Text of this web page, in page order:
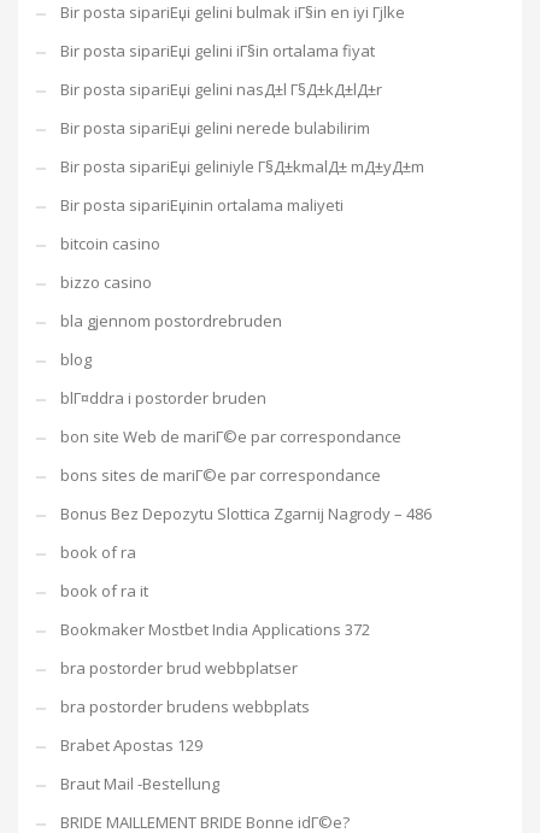
Bir posta sipariЕџi gelini bulmak iГ§in en iyi Гјlke
Bir posta sipariЕџi gelini iГ§in ortalama fiyat
Bir posta sipariЕџi gelini nasД±l Г§Д±kД±lД±r
Bir posta sipariЕџi gelini nerede bulabilirim
Bir posta sipariЕџi geliniyle Г§Д±kmalД± mД±yД±m
Bir posta sipariЕџinin ortalama maliyeti
bitcoin casino
bizzo casino
bla gjennom postordrebruden
blog
blГ¤ddra i postorder bruden
bon site Web de mariГ©e par correspondance
bons sites de mariГ©e par correspondance
Bonus Bez Depozytu Slottica Zgarnij Nagrody – 486
book of ra
book of ra it
Bookmaker Mostbet India Applications 372
bra postorder brud webbplatser
bra postorder brudens webbplats
Brabet Apostas 129
Braut Mail -Bestellung
BRIDE MAILLEMENT BRIDE Bonne idГ©e?